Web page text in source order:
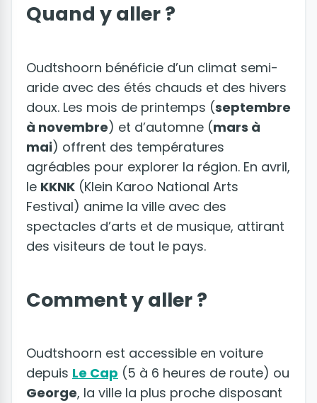
Quand y aller ?
Oudtshoorn bénéficie d’un climat semi-
aride avec des étés chauds et des hivers
doux. Les mois de printemps (septembre
à novembre) et d’automne (mars à
mai) offrent des températures
agréables pour explorer la région. En avril,
le KKNK (Klein Karoo National Arts
Festival) anime la ville avec des
spectacles d’arts et de musique, attirant
des visiteurs de tout le pays.
Comment y aller ?
Oudtshoorn est accessible en voiture
depuis Le Cap (5 à 6 heures de route) ou
George, la ville la plus proche disposant